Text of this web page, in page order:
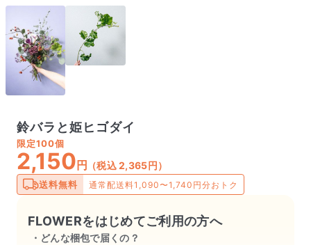
鈴バラと姫ヒゴダイ
限定100個
2,150 円 （税込 2,365円）
送料無料 通常配送料1,090〜1,740円分おトク
FLOWERをはじめてご利用の方へ
どんな梱包で届くの？